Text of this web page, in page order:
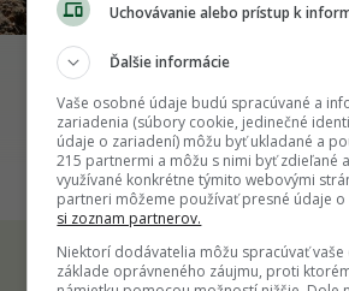
Späť na článok
15 otázok a odpovedí, ktoré by
skôr, ako sa pustíte do
Uchovávanie alebo prístup k
Ďalšie informácie
Vaše osobné údaje budú spracúvané a
zariadenia (súbory cookie, jedinečné
údaje o zariadení) môžu byť ukladané a
215 partnermi a môžu s nimi byť zdieľané
využívané konkrétne týmito webovými
partneri môžeme používať presné údaje o
si zoznam partnerov.
Niektorí dodávatelia môžu spracúvať
základe oprávneného záujmu, proti